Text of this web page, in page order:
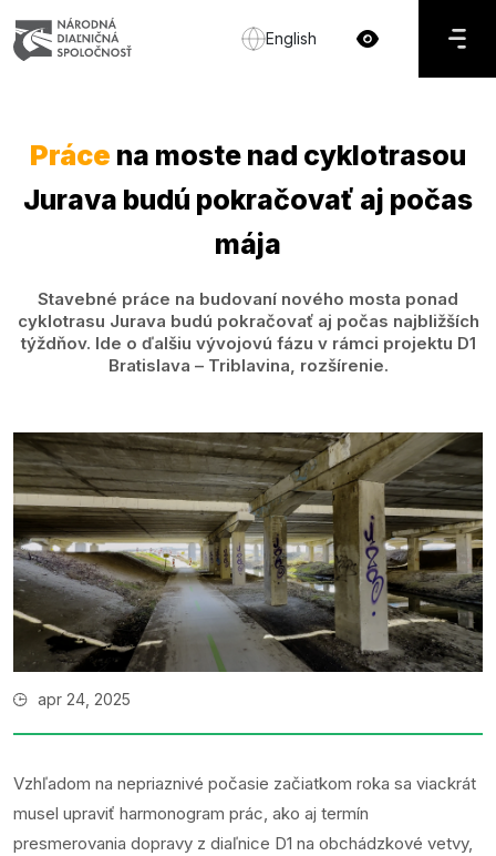
English
Práce na moste nad cyklotrasou
Jurava budú pokračovať aj počas
mája
Stavebné práce na budovaní nového mosta ponad
cyklotrasu Jurava budú pokračovať aj počas najbližších
týždňov. Ide o ďalšiu vývojovú fázu v rámci projektu D1
Bratislava – Triblavina, rozšírenie.
apr 24, 2025
Vzhľadom na nepriaznivé počasie začiatkom roka sa viackrát
musel upraviť harmonogram prác, ako aj termín
presmerovania dopravy z diaľnice D1 na obchádzkové vetvy,